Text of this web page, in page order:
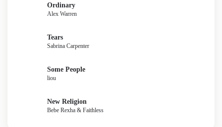
Ordinary
Alex Warren
Tears
Sabrina Carpenter
Some People
liou
New Religion
Bebe Rexha & Faithless